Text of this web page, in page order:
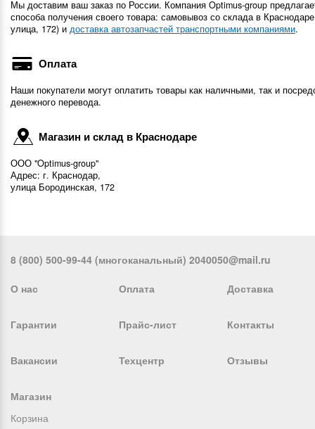
Мы доставим ваш заказ по России. Компания Optimus-group
способа получения своего товара: самовывоз со склада в
улица, 172) и доставка автозапчастей транспортными компаниями.
Оплата
Наши покупатели могут оплатить товары как наличными, так и
денежного перевода.
Магазин и склад в Краснодаре
ООО "Optimus-group"
Адрес: г. Краснодар,
улица Бородинская, 172
8 (800) 500-99-44 (многоканальный) 2040050@mail.ru
О нас Оплата Доставка
Гарантии Прайс-лист Контакты
Вакансии Техцентр Отзывы
Магазин
Корзина